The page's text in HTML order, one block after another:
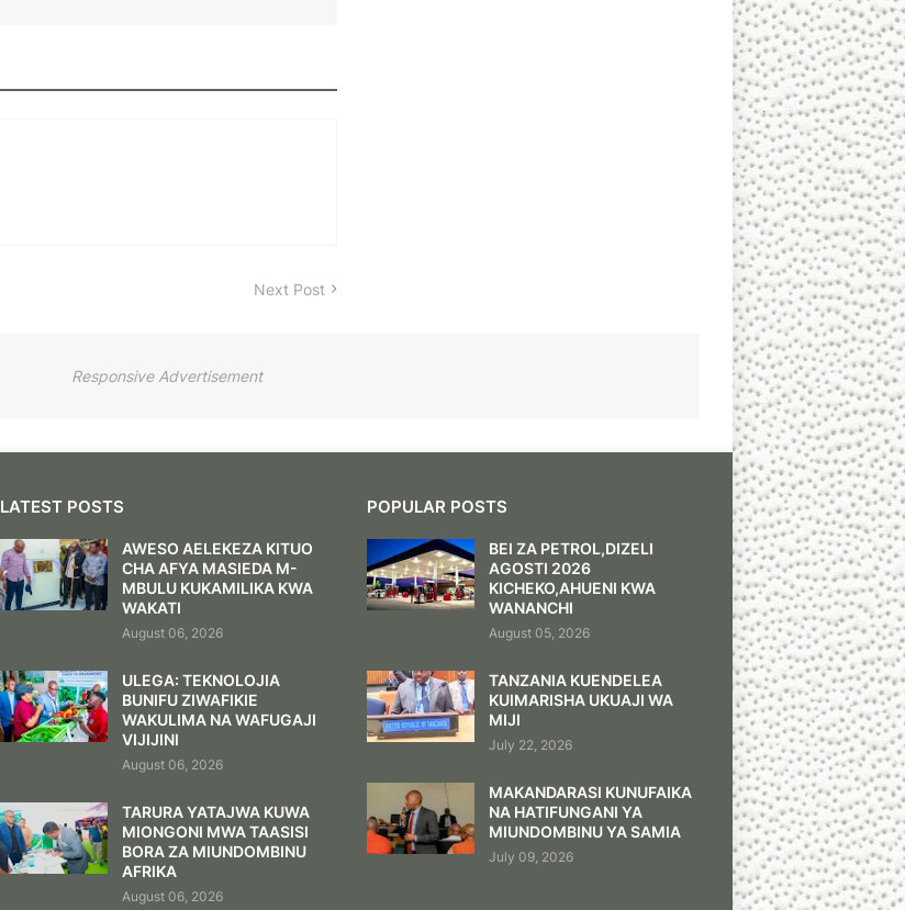
Next Post
Responsive Advertisement
LATEST POSTS
AWESO AELEKEZA KITUO
CHA AFYA MASIEDA M-
MBULU KUKAMILIKA KWA
WAKATI
August 06, 2026
ULEGA: TEKNOLOJIA
BUNIFU ZIWAFIKIE
WAKULIMA NA WAFUGAJI
VIJIJINI
August 06, 2026
TARURA YATAJWA KUWA
MIONGONI MWA TAASISI
BORA ZA MIUNDOMBINU
AFRIKA
August 06, 2026
POPULAR POSTS
BEI ZA PETROL,DIZELI
AGOSTI 2026
KICHEKO,AHUENI KWA
WANANCHI
August 05, 2026
TANZANIA KUENDELEA
KUIMARISHA UKUAJI WA
MIJI
July 22, 2026
MAKANDARASI KUNUFAIKA
NA HATIFUNGANI YA
MIUNDOMBINU YA SAMIA
July 09, 2026